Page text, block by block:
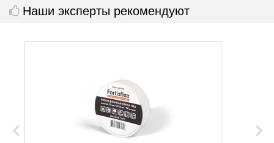
Наши эксперты рекомендуют